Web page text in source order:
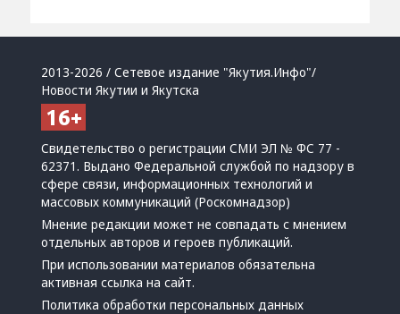
2013-2026 / Сетевое издание "Якутия.Инфо"/
Новости Якутии и Якутска
Свидетельство о регистрации СМИ ЭЛ № ФС 77 -
62371. Выдано Федеральной службой по надзору в
сфере связи, информационных технологий и
массовых коммуникаций (Роскомнадзор)
Мнение редакции может не совпадать с мнением
отдельных авторов и героев публикаций.
При использовании материалов обязательна
активная ссылка на сайт.
Политика обработки персональных данных